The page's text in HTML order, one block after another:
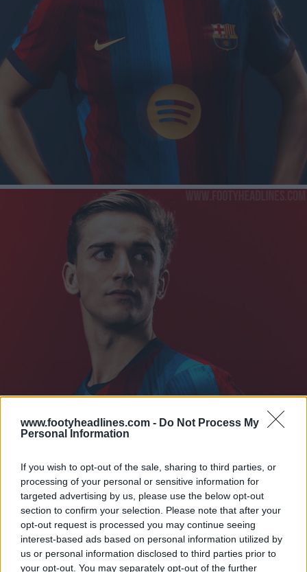
www.footyheadlines.com - Do Not Process My
Personal Information
If you wish to opt-out of the sale, sharing to third parties, or
processing of your personal or sensitive information for
targeted advertising by us, please use the below opt-out
section to confirm your selection. Please note that after your
opt-out request is processed you may continue seeing
interest-based ads based on personal information utilized by
us or personal information disclosed to third parties prior to
your opt-out. You may separately opt-out of the further